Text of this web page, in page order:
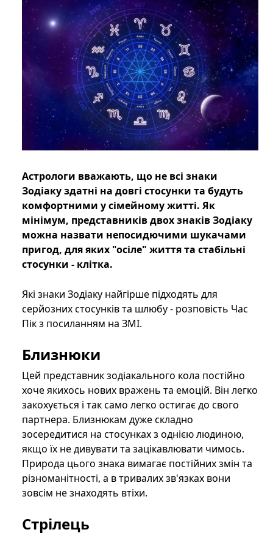
Астрологи вважають, що не всі знаки
Зодіаку здатні на довгі стосунки та будуть
комфортними у сімейному житті. Як
мінімум, представників двох знаків Зодіаку
можна назвати непосидючими шукачами
пригод, для яких "осіле" життя та стабільні
стосунки - клітка.
Які знаки Зодіаку найгірше підходять для
серйозних стосунків та шлюбу - розповість Час
Пік з посиланням на ЗМІ.
Близнюки
Цей представник зодіакального кола постійно
хоче якихось нових вражень та емоцій. Він легко
закохується і так само легко остигає до свого
партнера. Близнюкам дуже складно
зосередитися на стосунках з однією людиною,
якщо їх не дивувати та зацікавлювати чимось.
Природа цього знака вимагає постійних змін та
різноманітності, а в тривалих зв'язках вони
зовсім не знаходять втіхи.
Стрілець